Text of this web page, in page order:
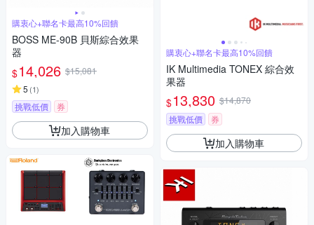
購衷心+聯名卡最高10%回饋
BOSS ME-90B 貝斯綜合效果
器
$14,026 $15,081
5 (1)
挑戰低價 券
加入購物車
購衷心+聯名卡最高10%回饋
IK Multimedia TONEX 綜合效
果器
$13,830 $14,870
挑戰低價
券
加入購物車